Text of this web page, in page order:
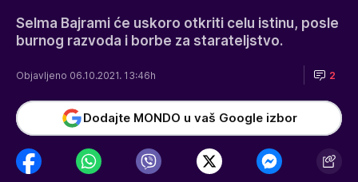
Selma Bajrami će uskoro otkriti celu istinu, posle
burnog razvoda i borbe za starateljstvo.
Objavljeno 06.10.2021. 13:46h 2
Dodajte MONDO u vaš Google izbor